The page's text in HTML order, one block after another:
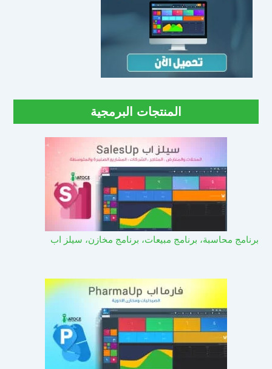
المنتجات البرمجية
برنامج محاسبة، برنامج مبيعات، برنامج مخازن، سيلز اب